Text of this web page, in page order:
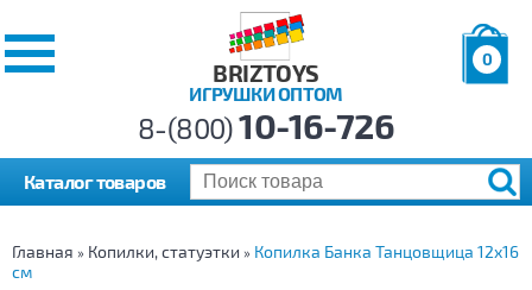
BRIZTOYS
ИГРУШКИ ОПТОМ
0
р.
8-(800)10-16-726
Каталог товаров
Главная » Копилки, статуэтки » Копилка Банка Танцовщица 12х16
см